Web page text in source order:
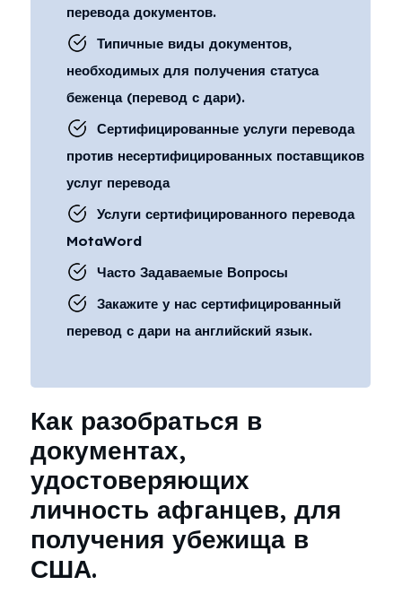
перевода документов.
Типичные виды документов,
необходимых для получения статуса
беженца (перевод с дари).
Сертифицированные услуги перевода
против несертифицированных поставщиков
услуг перевода
Услуги сертифицированного перевода
MotaWord
Часто Задаваемые Вопросы
Закажите у нас сертифицированный
перевод с дари на английский язык.
Как разобраться в
документах,
удостоверяющих
личность афганцев, для
получения убежища в
США.